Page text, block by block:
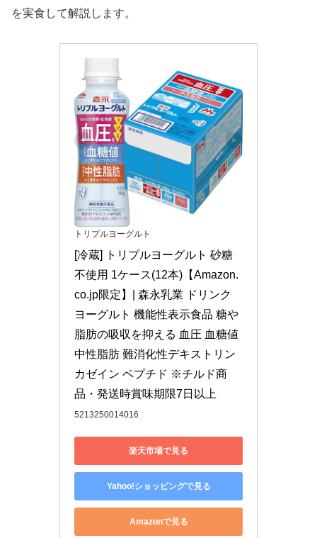
を実食して解説します。
トリプルヨーグルト
[冷蔵] トリプルヨーグルト 砂糖
不使用 1ケース(12本)【Amazon.
co.jp限定】| 森永乳業 ドリンク
ヨーグルト 機能性表示食品 糖や
脂肪の吸収を抑える 血圧 血糖値
中性脂肪 難消化性デキストリン
カゼイン ペプチド ※チルド商
品・発送時賞味期限7日以上
5213250014016
楽天市場で見る
Yahoo!ショッピングで見る
Amazonで見る